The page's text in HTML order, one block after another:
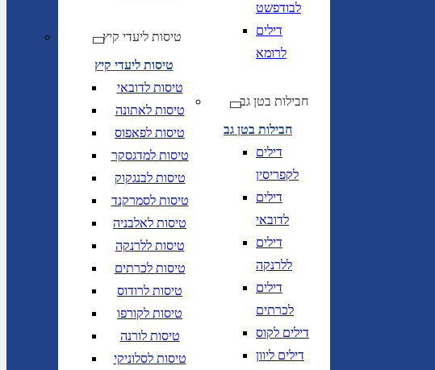
טיסות ליעדי קיץ
טיסות ליעדי קיץ
טיסות לדובאי
טיסות לאתונה
טיסות לפאפוס
טיסות למדגסקר
טיסות לבנגקוק
טיסות לסמרקנד
טיסות לאלבניה
טיסות ללרנקה
טיסות לכרתים
טיסות לרודוס
טיסות לקורפו
טיסות לורנה
טיסות לסלוניקי
לבודפשט
דילים
לרומא
חבילות בטן גב
חבילות בטן גב
דילים
לקפריסין
דילים
לדובאי
דילים
ללרנקה
דילים
לכרתים
דילים לקוס
דילים ליוון